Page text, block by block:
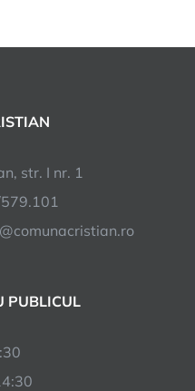
str. I nr. 1
PUBLICUL